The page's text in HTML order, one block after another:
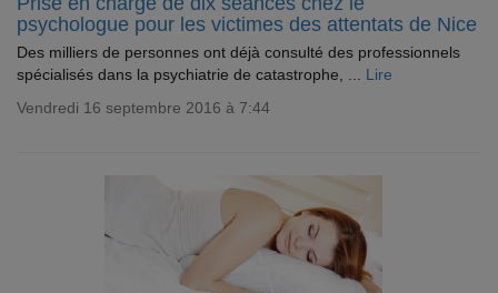
psychologue pour les victimes des attentats de Nice
Des milliers de personnes ont déjà consulté des professionnels
spécialisés dans la psychiatrie de catastrophe, ... Lire
Vendredi 16 septembre 2016 à 7:44